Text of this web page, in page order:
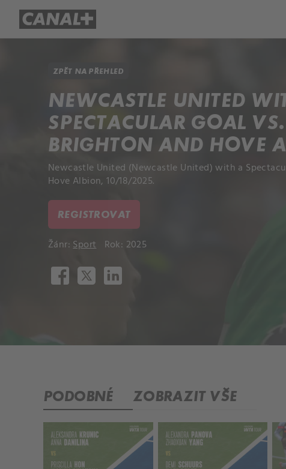
ZPĚT NA PŘEHLED
NEWCASTLE UNITED
SPECTACULAR GOAL VS.
BRIGHTON AND HOVE
Newcastle United (Newcastle United) with a
Hove Albion, 10/18/2025.
REGISTROVAT
Žánr:Sport Rok: 2025
PODOBNÉ ZOBRAZIT VŠE